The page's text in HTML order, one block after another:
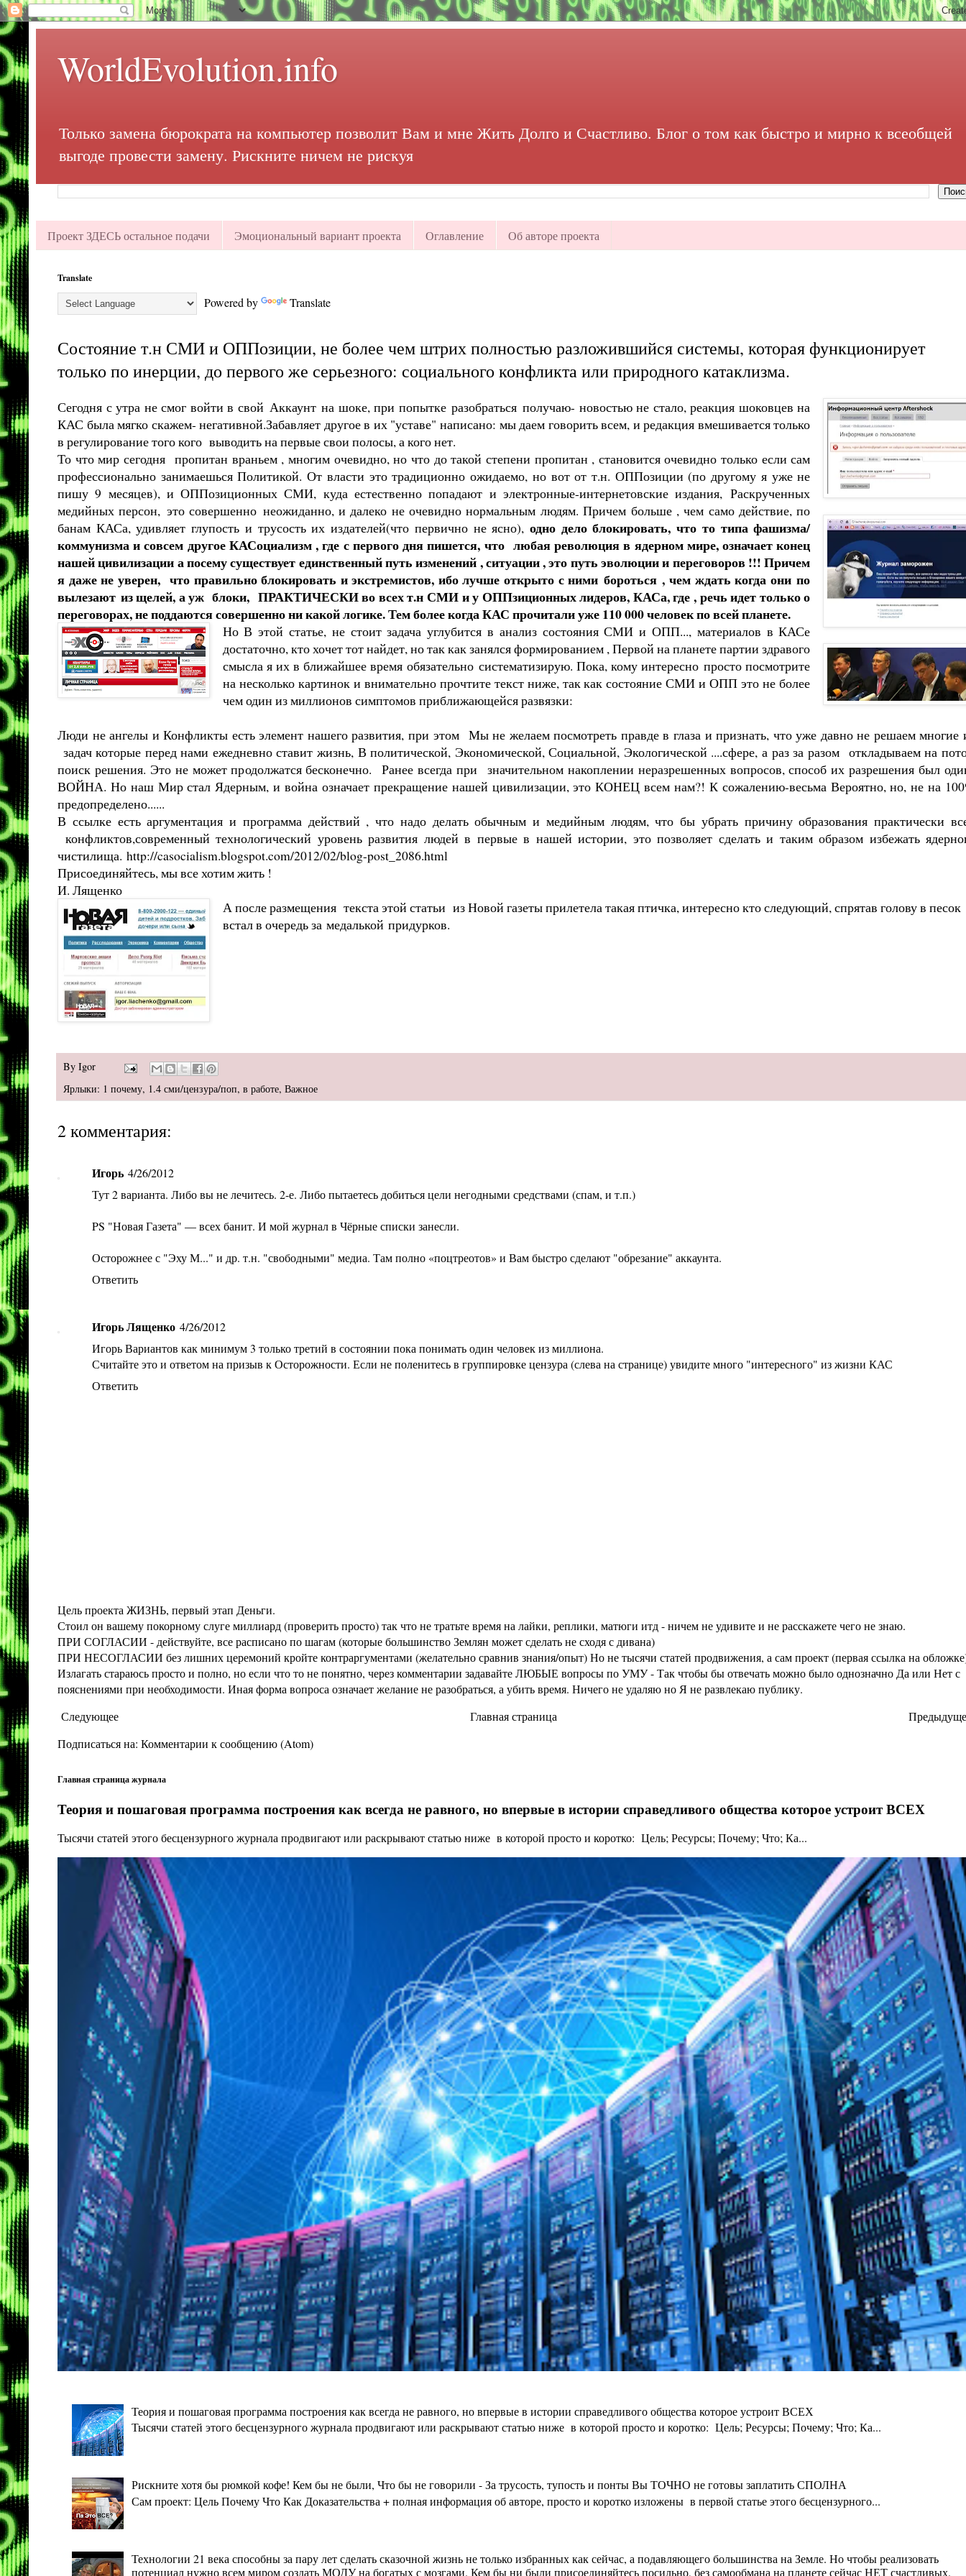
WorldEvolution.info
Только замена бюрократа на компьютер позволит Вам и мне Жить Долго и Счастливо. Блог о том как быстро и мирно к всеобщей
выгоде провести замену. Рискните ничем не рискуя
Проект ЗДЕСЬ остальное подачи Эмоциональный вариант проекта Оглавление Об авторе проекта
Translate
Powered by Translate
Состояние т.н СМИ и ОППозиции, не более чем штрих полностью разложившийся системы, которая функционирует
только по инерции, до первого же серьезного: социального конфликта или природного катаклизма.
Сегодня с утра не смог войти в свой Аккаунт на шоке, при попытке разобраться получаю- новостью не стало, реакция шоковцев на
КАС была мягко скажем- негативной.Забавляет другое в их "уставе" написано: мы даем говорить всем, и редакция вмешивается только
в регулирование того кого выводить на первые свои полосы, а кого нет.
То что мир сегодня пропитан враньем , многим очевидно, но что до такой степени пропитан , становится очевидно только если сам
профессионально занимаешься Политикой. От власти это традиционно ожидаемо, но вот от т.н. ОППозиции (по другому я уже не
пишу 9 месяцев), и ОППозиционных СМИ, куда естественно попадают и электронные-интернетовские издания, Раскрученных
медийных персон, это совершенно неожиданно, и далеко не очевидно нормальным людям. Причем больше , чем само действие, по
банам КАСа, удивляет глупость и трусость их издателей(что первично не ясно),одно дело блокировать, что то типа фашизма/
коммунизма и совсем другое КАСоциализм , где с первого дня пишется, что любая революция в ядерном мире, означает конец
нашей цивилизации а посему существует единственный путь изменений , ситуации , это путь эволюции и переговоров !!! Причем
я даже не уверен, что правильно блокировать и экстремистов, ибо лучше открыто с ними бороться , чем ждать когда они по
вылезают из щелей, а уж блоки, ПРАКТИЧЕСКИ во всех т.н СМИ и у ОППзиционных лидеров, КАСа, где , речь идет только о
переговорах, не поддаются совершенно ни какой логике. Тем более когда КАС прочитали уже 110 000 человек по всей планете.
Но В этой статье, не стоит задача углубится в анализ состояния СМИ и ОПП..., материалов в КАСе
достаточно, кто хочет тот найдет, но так как занялся формированием , Первой на планете партии здравого
смысла я их в ближайшее время обязательно систематизирую. Пока, кому интересно просто посмотрите
на несколько картинок и внимательно прочтите текст ниже, так как состояние СМИ и ОПП это не более
чем один из миллионов симптомов приближающейся развязки:
Люди не ангелы и Конфликты есть элемент нашего развития, при этом Мы не желаем посмотреть правде в глаза и признать, что уже давно не решаем многие
задач которые перед нами ежедневно ставит жизнь, В политической, Экономической, Социальной, Экологической ....сфере, а раз за разом откладываем на
поиск решения. Это не может продолжатся бесконечно. Ранее всегда при значительном накоплении неразрешенных вопросов, способ их разрешения был
ВОЙНА. Но наш Мир стал Ядерным, и война означает прекращение нашей цивилизации, это КОНЕЦ всем нам?! К сожалению-весьма Вероятно, но, не на
предопределено......
В ссылке есть аргументация и программа действий , что надо делать обычным и медийным людям, что бы убрать причину образования практически
конфликтов,современный технологический уровень развития людей в первые в нашей истории, это позволяет сделать и таким образом избежать
чистилища. http://casocialism.blogspot.com/2012/02/blog-post_2086.html
Присоединяйтесь, мы все хотим жить !
И. Лященко
А после размещения текста этой статьи из Новой газеты прилетела такая птичка, интересно кто следующий, спрятав голову в песок
встал в очередь за медалькой придурков.
By Igor
Ярлыки: 1 почему, 1.4 сми/цензура/поп, в работе, Важное
2 комментария:
Игорь 4/26/2012
Тут 2 варианта. Либо вы не лечитесь. 2-е. Либо пытаетесь добиться цели негодными средствами (спам, и т.п.)
PS "Новая Газета" — всех банит. И мой журнал в Чёрные списки занесли.
Осторожнее с "Эху М..." и др. т.н. "свободными" медиа. Там полно «поцтреотов» и Вам быстро сделают "обрезание" аккаунта.
Ответить
Игорь Лященко 4/26/2012
Игорь Вариантов как минимум 3 только третий в состоянии пока понимать один человек из миллиона.
Считайте это и ответом на призыв к Осторожности. Если не поленитесь в группировке цензура (слева на странице) увидите много "интересного" из жизни КАС
Ответить
Цель проекта ЖИЗНЬ, первый этап Деньги.
Стоил он вашему покорному слуге миллиард (проверить просто) так что не тратьте время на лайки, реплики, матюги итд - ничем не удивите и не расскажете чего не знаю.
ПРИ СОГЛАСИИ - действуйте, все расписано по шагам (которые большинство Землян может сделать не сходя с дивана)
ПРИ НЕСОГЛАСИИ без лишних церемоний кройте контраргументами (желательно сравнив знания/опыт) Но не тысячи статей продвижения, а сам проект (первая ссылка на
Излагать стараюсь просто и полно, но если что то не понятно, через комментарии задавайте ЛЮБЫЕ вопросы по УМУ - Так чтобы бы отвечать можно было однозначно Да или Нет с
пояснениями при необходимости. Иная форма вопроса означает желание не разобраться, а убить время. Ничего не удаляю но Я не развлекаю публику.
Следующее
Главная страница
Подписаться на: Комментарии к сообщению (Atom)
Главная страница журнала
Теория и пошаговая программа построения как всегда не равного, но впервые в истории справедливого общества которое устроит ВСЕХ
Тысячи статей этого бесцензурного журнала продвигают или раскрывают статью ниже в которой просто и коротко: Цель; Ресурсы; Почему; Что; Ка...
Теория и пошаговая программа построения как всегда не равного, но впервые в истории справедливого общества которое устроит ВСЕХ
Тысячи статей этого бесцензурного журнала продвигают или раскрывают статью ниже в которой просто и коротко: Цель; Ресурсы; Почему; Что; Ка...
Рискните хотя бы рюмкой кофе! Кем бы не были, Что бы не говорили - За трусость, тупость и понты Вы ТОЧНО не готовы заплатить СПОЛНА
Сам проект: Цель Почему Что Как Доказательства + полная информация об авторе, просто и коротко изложены в первой статье этого бесцензурного...
Технологии 21 века способны за пару лет сделать сказочной жизнь не только избранных как сейчас, а подавляющего большинства на Земле. Но чтобы реализовать
потенциал нужно всем миром создать МОДУ на богатых с мозгами. Кем бы ни были присоединяйтесь посильно, без самообмана на планете сейчас НЕТ счастливых.